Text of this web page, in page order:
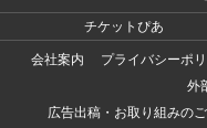
チケットぴあ
会社案内
プライバシーポ
外
広告出稿・お取り組みの